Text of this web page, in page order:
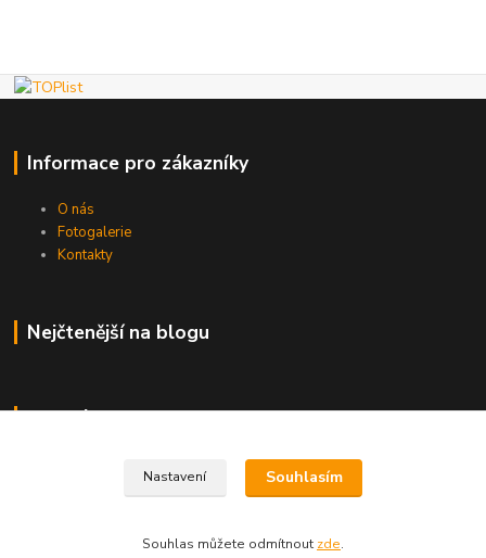
Informace pro zákazníky
O nás
Fotogalerie
Kontakty
Nejčtenější na blogu
Kde nás najdete
Nastavení Souhlasím
Souhlas můžete odmítnout zde.